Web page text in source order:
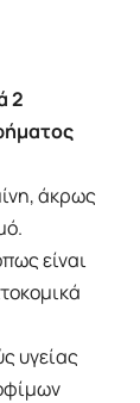
2
άκρως
είναι
υγείας